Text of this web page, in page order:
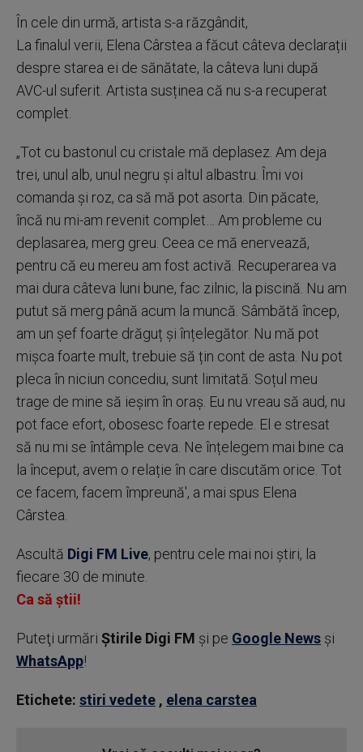
În cele din urmă, artista s-a răzgândit,
La finalul verii, Elena Cârstea a făcut câteva declarații
despre starea ei de sănătate, la câteva luni după
AVC-ul suferit. Artista susținea că nu s-a recuperat
complet.
„Tot cu bastonul cu cristale mă deplasez. Am deja
trei, unul alb, unul negru și altul albastru. Îmi voi
comanda și roz, ca să mă pot asorta. Din păcate,
încă nu mi-am revenit complet… Am probleme cu
deplasarea, merg greu. Ceea ce mă enervează,
pentru că eu mereu am fost activă. Recuperarea va
mai dura câteva luni bune, fac zilnic, la piscină. Nu am
putut să merg până acum la muncă. Sâmbătă încep,
am un șef foarte drăguț și înțelegător. Nu mă pot
mișca foarte mult, trebuie să țin cont de asta. Nu pot
pleca în niciun concediu, sunt limitată. Soțul meu
trage de mine să ieșim în oraș. Eu nu vreau să aud, nu
pot face efort, obosesc foarte repede. El e stresat
să nu mi se întâmple ceva. Ne înțelegem mai bine ca
la început, avem o relație în care discutăm orice. Tot
ce facem, facem împreună', a mai spus Elena
Cârstea.
Ascultă Digi FM Live, pentru cele mai noi știri, la
fiecare 30 de minute.
Ca să știi!
Puteţi urmări Știrile Digi FM şi pe Google News şi
WhatsApp!
Etichete: stiri vedete , elena carstea